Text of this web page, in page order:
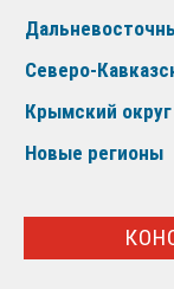
Северо-
Крымский округ
Новые регионы